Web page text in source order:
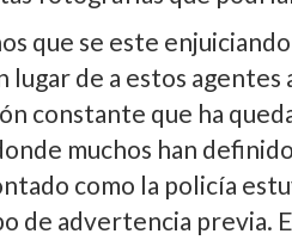
que se este
lugar de a estos
constante que ha
muchos han
como la policí­a
de advertencia previa.